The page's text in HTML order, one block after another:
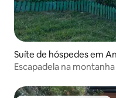
Suíte de hóspedes em
Escapadela na